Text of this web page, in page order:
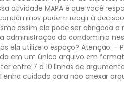
atividade MAPA é que você
podem reagir à
assim ela pode ser obrigada a
administração do condomínio
ela utilize o espaço? Atenção: -
em um único arquivo em
entre 7 a 10 linhas de
cuidado para não anexar